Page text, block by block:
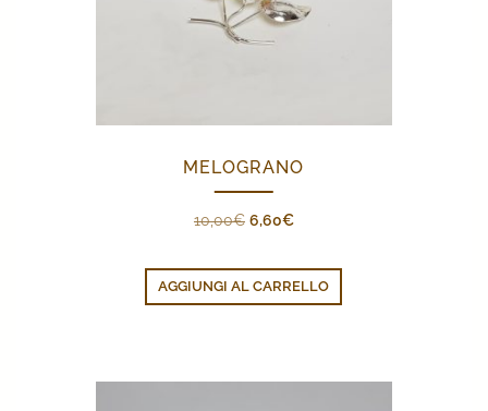
MELOGRANO
10,00€ Il
originale
era:
10,00€.
6,60€Il
attuale
è:
6,60€.
AGGIUNGI AL CARRELLO